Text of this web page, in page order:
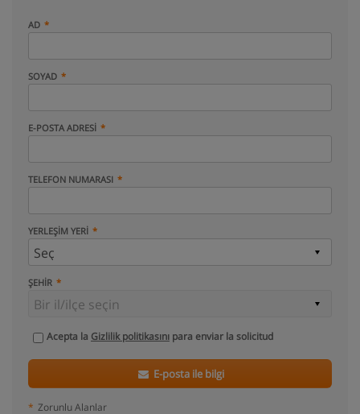
AD
SOYAD
E-POSTA ADRESI
TELEFON NUMARASI
YERLEŞIM YERI
ŞEHIR
Acepta la Gizlilik politikasını para enviar la solicitud
E-posta ile bilgi
* Zorunlu Alanlar